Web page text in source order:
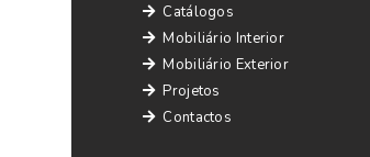
Catálogos
Mobiliário Interior
Mobiliário Exterior
Projetos
Contactos